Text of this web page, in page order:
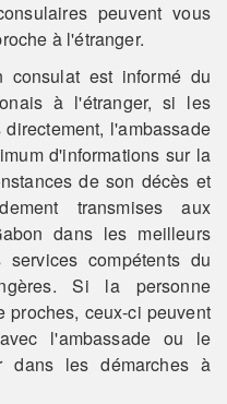
peuvent vous
à l'étranger.
consulat est informé du
à l'étranger, si les
l'ambassade
d'informations sur la
de son décès et
transmises aux
dans les meilleurs
compétents du
Si la personne
proches, ceux-ci peuvent
l'ambassade ou le
dans les démarches à